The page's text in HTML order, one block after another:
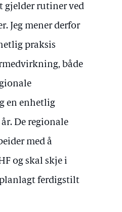
gjelder rutiner ved
Jeg mener derfor
praksis
både
en enhetlig
De regionale
med å
og skal skje i
planlagt ferdigstilt